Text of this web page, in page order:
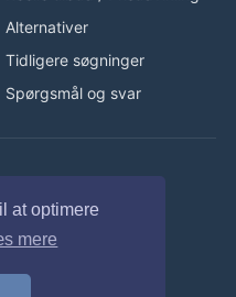
at optimere
mere
Alternativer
Tidligere søgninger
Spørgsmål og svar